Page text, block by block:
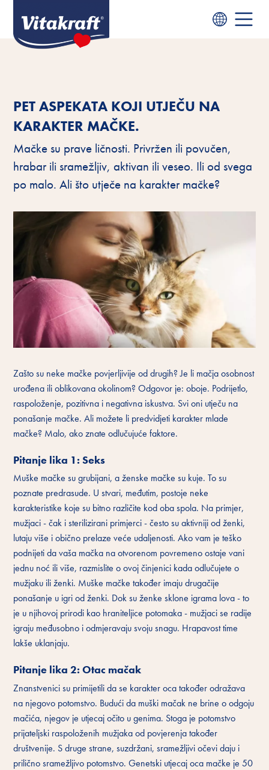
PET ASPEKATA KOJI UTJEČU NA
KARAKTER MAČKE.
Mačke su prave ličnosti. Privržen ili povučen,
hrabar ili sramežljiv, aktivan ili veseo. Ili od svega
po malo. Ali što utječe na karakter mačke?
Zašto su neke mačke povjerljivije od drugih? Je li mačja osobnost
urođena ili oblikovana okolinom? Odgovor je: oboje. Podrijetlo,
raspoloženje, pozitivna i negativna iskustva. Svi oni utječu na
ponašanje mačke. Ali možete li predvidjeti karakter mlade
mačke? Malo, ako znate odlučujuće faktore.
Pitanje lika 1: Seks
Muške mačke su grubijani, a ženske mačke su kuje. To su
poznate predrasude. U stvari, međutim, postoje neke
karakteristike koje su bitno različite kod oba spola. Na primjer,
mužjaci - čak i sterilizirani primjerci - često su aktivniji od ženki,
lutaju više i obično prelaze veće udaljenosti. Ako vam je teško
podnijeti da vaša mačka na otvorenom povremeno ostaje vani
jednu noć ili više, razmislite o ovoj činjenici kada odlučujete o
mužjaku ili ženki. Muške mačke također imaju drugačije
ponašanje u igri od ženki. Dok su ženke sklone igrama lova - to
je u njihovoj prirodi kao hraniteljice potomaka - mužjaci se radije
igraju međusobno i odmjeravaju svoju snagu. Hrapavost time
lakše uklanjaju.
Pitanje lika 2: Otac mačak
Znanstvenici su primijetili da se karakter oca također odražava
na njegovo potomstvo. Budući da muški mačak ne brine o odgoju
mačića, njegov je utjecaj očito u genima. Stoga je potomstvo
prijateljski raspoloženih mužjaka od povjerenja također
društvenije. S druge strane, suzdržani, sramežljivi očevi daju i
prilično sramežljivo potomstvo. Genetski utjecaj oca mačke je 50